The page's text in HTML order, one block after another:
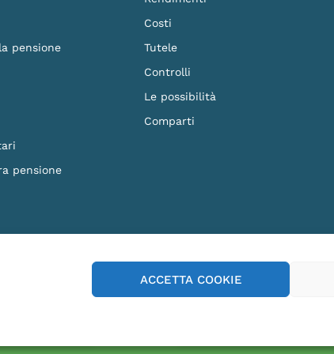
ACCETTA COOKIE
pensione
pensione
Costi
Tutele
Controlli
Le possibilità
Comparti